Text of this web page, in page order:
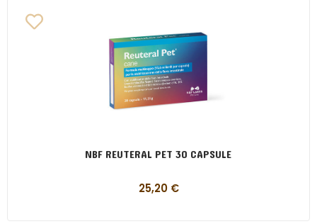
NBF REUTERAL PET 30 CAPSULE
25,20 €